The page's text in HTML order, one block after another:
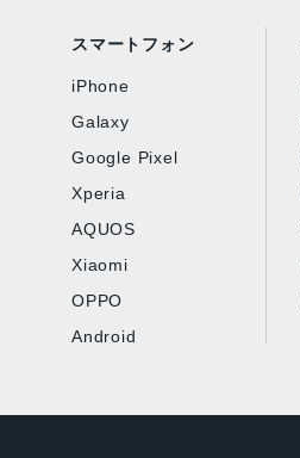
スマートフォン
iPhone
Galaxy
Google Pixel
Xperia
AQUOS
Xiaomi
OPPO
Android